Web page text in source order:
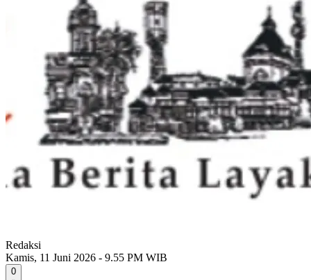
Redaksi
Kamis, 11 Juni 2026 - 9.55 PM WIB
0